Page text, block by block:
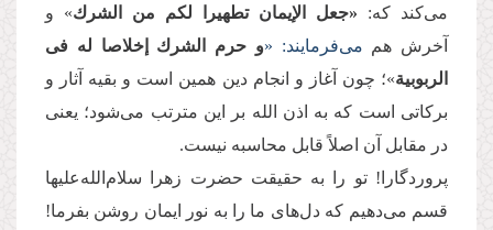
می‌کند که: «جعل الإیمان تطهیرا لكم من الشرك» و
آخرش هم می‌فرمایند: «و حرم الشرك إخلاصا له فی
الربوبیة»؛ چون آغاز و انجام دین همین است و بقیه آثار و
برکاتی است که به اذن الله بر این مترتب می‌شود؛ یعنی
در مقابل آن اصلاً قابل محاسبه نیست.
پروردگارا! تو را به حقیقت حضرت زهرا سلام‌الله‌علیها
قسم می‌دهیم که دل‌های ما را به نور ایمان روشن بفرما!